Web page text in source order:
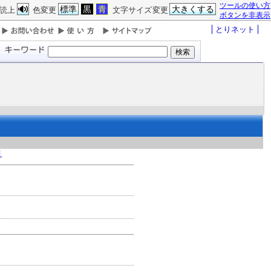
ツールの使い方
ボタンを非表示
文字サイズ変更 大きくする
色変更 標準 黒 青
読上
とりネット